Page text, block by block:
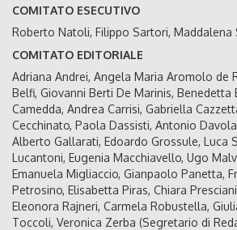
COMITATO ESECUTIVO
Roberto Natoli, Filippo Sartori, Maddalena
COMITATO EDITORIALE
Adriana Andrei, Angela Maria Aromolo de
Belfi, Giovanni Berti De Marinis, Benedetta
Camedda, Andrea Carrisi, Gabriella
Cecchinato, Paola Dassisti, Antonio
Alberto Gallarati, Edoardo Grossule, Luca
Lucantoni, Eugenia Macchiavello, Ugo
Emanuela Migliaccio, Gianpaolo Panetta,
Petrosino, Elisabetta Piras, Chiara
Eleonora Rajneri, Carmela Robustella,
Toccoli, Veronica Zerba (Segretario di